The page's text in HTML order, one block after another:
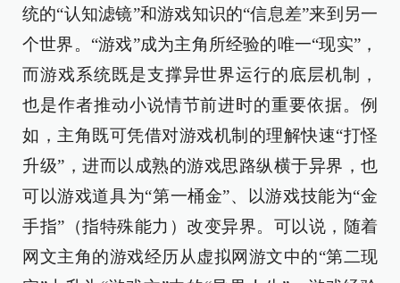
统的“认知滤镜”和游戏知识的“信息差”来到另一
个世界。“游戏”成为主角所经验的唯一“现实”，
而游戏系统既是支撑异世界运行的底层机制，
也是作者推动小说情节前进时的重要依据。例
如，主角既可凭借对游戏机制的理解快速“打怪
升级”，进而以成熟的游戏思路纵横于异界，也
可以游戏道具为“第一桶金”、以游戏技能为“金
手指”（指特殊能力）改变异界。可以说，随着
网文主角的游戏经历从虚拟网游文中的“第二现